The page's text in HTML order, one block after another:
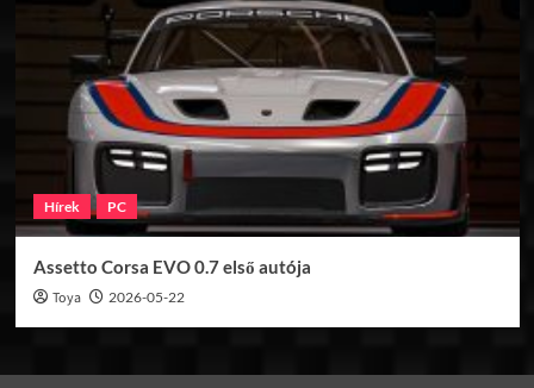
Hírek PC
Assetto Corsa EVO 0.7 első autója
Toya 2026-05-22